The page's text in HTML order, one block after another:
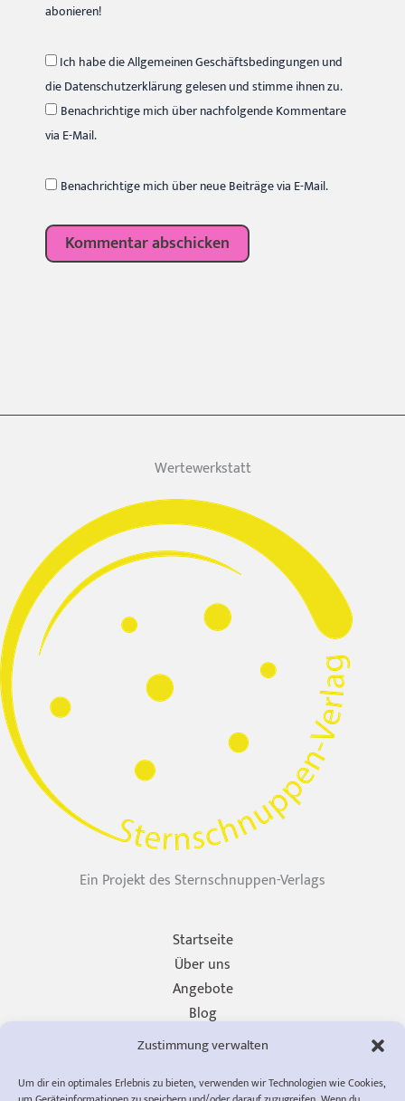
Zustimmung verwalten
Um dir ein optimales Erlebnis zu bieten, verwenden wir Technologien wie Cookies,
abonieren!
Ich habe die Allgemeinen Geschäftsbedingungen und
die Datenschutzerklärung gelesen und stimme ihnen zu.
Benachrichtige mich über nachfolgende Kommentare
via E-Mail.
Benachrichtige mich über neue Beiträge via E-Mail.
Wertewerkstatt
Ein Projekt des Sternschnuppen-Verlags
Startseite
Über uns
Angebote
Blog
Unterstützen
Impressum